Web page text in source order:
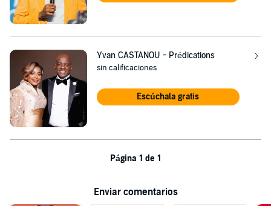
Yvan CASTANOU - Prédications
sin calificaciones
Escúchala gratis
Página 1 de 1
Enviar comentarios